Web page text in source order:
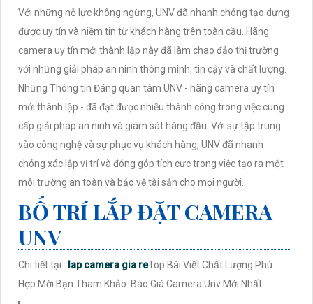
Với những nỗ lực không ngừng, UNV đã nhanh chóng tạo dựng
được uy tín và niềm tin từ khách hàng trên toàn cầu. Hãng
camera uy tín mới thành lập này đã làm chao đảo thị trường
với những giải pháp an ninh thông minh, tin cậy và chất lượng.
Những Thông tin Đáng quan tâm UNV - hãng camera uy tín
mới thành lập - đã đạt được nhiều thành công trong việc cung
cấp giải pháp an ninh và giám sát hàng đầu. Với sự tập trung
vào công nghệ và sự phục vụ khách hàng, UNV đã nhanh
chóng xác lập vị trí và đóng góp tích cực trong việc tạo ra một
môi trường an toàn và bảo vệ tài sản cho mọi người.
BỐ TRÍ LẮP ĐẶT CAMERA
UNV
Chi tiết tại : lap camera gia reTop Bài Viết Chất Lượng Phù
Hợp Mời Bạn Tham Khảo :Báo Giá Camera Unv Mới Nhất